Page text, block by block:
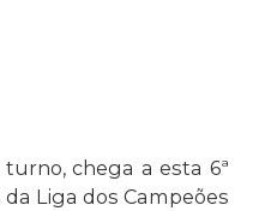
chega a esta 6ª
Liga dos Campeões